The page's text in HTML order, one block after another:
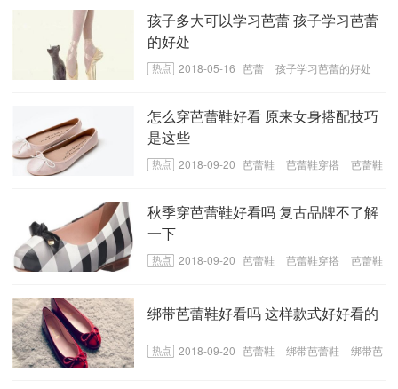
孩子多大可以学习芭蕾 孩子学习芭蕾
的好处
2018-05-16 芭蕾
孩子学习芭蕾的好处
怎么穿芭蕾鞋好看 原来女身搭配技巧
是这些
2018-09-20 芭蕾鞋 ​芭蕾鞋穿搭
​芭蕾鞋
秋季穿芭蕾鞋好看吗 复古品牌不了解
一下
2018-09-20 芭蕾鞋 ​芭蕾鞋穿搭
​芭蕾鞋
​绑带芭蕾鞋好看吗 这样款式好好看的
2018-09-20 芭蕾鞋 ​绑带芭蕾鞋
​绑带芭